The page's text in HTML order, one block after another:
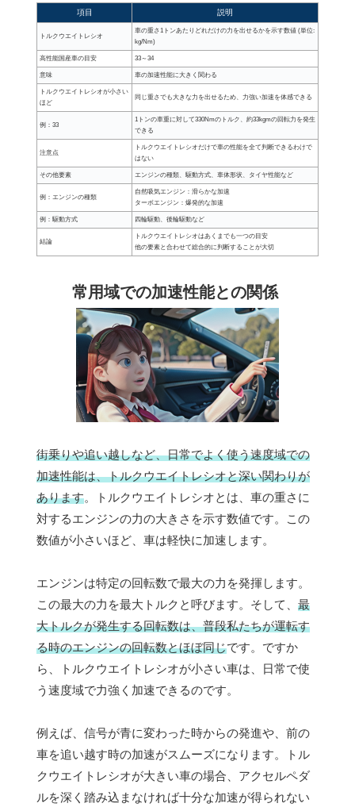
項目 説明
トルクウエイトレシオ
車の重さ1トンあたりどれだけの力を出せるかを示す数値 (単位:
kg/Nm)
高性能国産車の目安 33～34
意味 車の加速性能に大きく関わる
トルクウエイトレシオが小さい
ほど
同じ重さでも大きな力を出せるため、力強い加速を体感できる
例：33
1トンの車重に対して330Nmのトルク、約33kgmの回転力を発生
できる
注意点
トルクウエイトレシオだけで車の性能を全て判断できるわけで
はない
その他要素 エンジンの種類、駆動方式、車体形状、タイヤ性能など
例：エンジンの種類
自然吸気エンジン：滑らかな加速
ターボエンジン：爆発的な加速
例：駆動方式 四輪駆動、後輪駆動など
結論
トルクウエイトレシオはあくまでも一つの目安
他の要素と合わせて総合的に判断することが大切
常用域での加速性能との関係
街乗りや追い越しなど、日常でよく使う速度域での
加速性能は、トルクウエイトレシオと深い関わりが
あります。トルクウエイトレシオとは、車の重さに
対するエンジンの力の大きさを示す数値です。この
数値が小さいほど、車は軽快に加速します。
エンジンは特定の回転数で最大の力を発揮します。
この最大の力を最大トルクと呼びます。そして、 最
大トルクが発生する回転数は、普段私たちが運転す
る時のエンジンの回転数とほぼ同じです。ですか
ら、トルクウエイトレシオが小さい車は、日常で使
う速度域で力強く加速できるのです。
例えば、信号が青に変わった時からの発進や、前の
車を追い越す時の加速がスムーズになります。トル
クウエイトレシオが大きい車の場合、アクセルペダ
ルを深く踏み込まなければ十分な加速が得られない